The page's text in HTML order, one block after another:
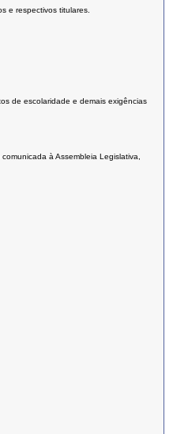
e respectivos titulares.
de escolaridade e demais exigências
à Assembleia Legislativa,